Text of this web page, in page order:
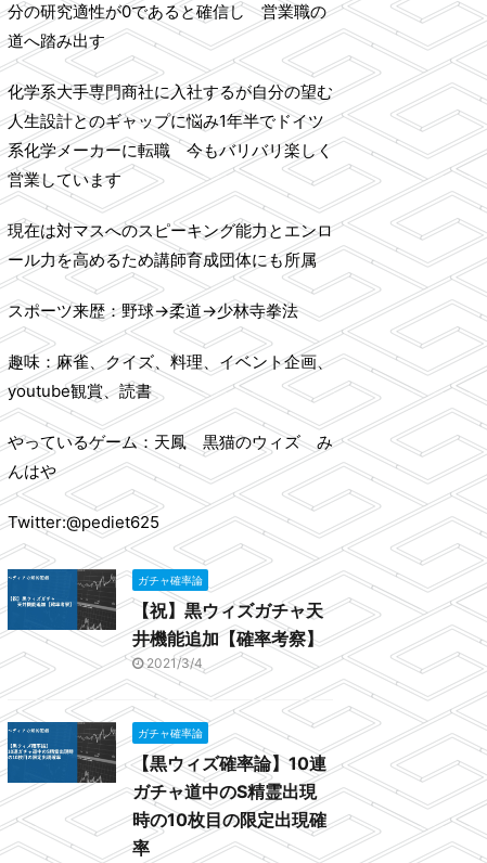
分の研究適性が0であると確信し 営業職の
道へ踏み出す
化学系大手専門商社に入社するが自分の望む
人生設計とのギャップに悩み1年半でドイツ
系化学メーカーに転職 今もバリバリ楽しく
営業しています
現在は対マスへのスピーキング能力とエンロ
ール力を高めるため講師育成団体にも所属
スポーツ来歴：野球→柔道→少林寺拳法
趣味：麻雀、クイズ、料理、イベント企画、
youtube観賞、読書
やっているゲーム：天鳳 黒猫のウィズ み
んはや
Twitter:@pediet625
ガチャ確率論
【祝】黒ウィズガチャ天
井機能追加【確率考察】
2021/3/4
ガチャ確率論
【黒ウィズ確率論】10連
ガチャ道中のS精霊出現
時の10枚目の限定出現確
率